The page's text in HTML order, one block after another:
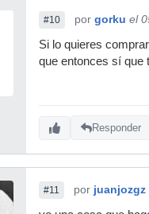
#10 por gorku el
Si lo quieres
que entonces sí que
Responder
#11 por juanjozgz